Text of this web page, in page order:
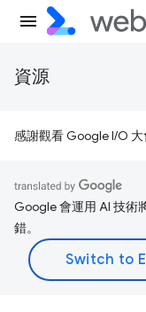
資源
感謝觀看 Google I/O 大
Google 會運用 AI 技術
錯。